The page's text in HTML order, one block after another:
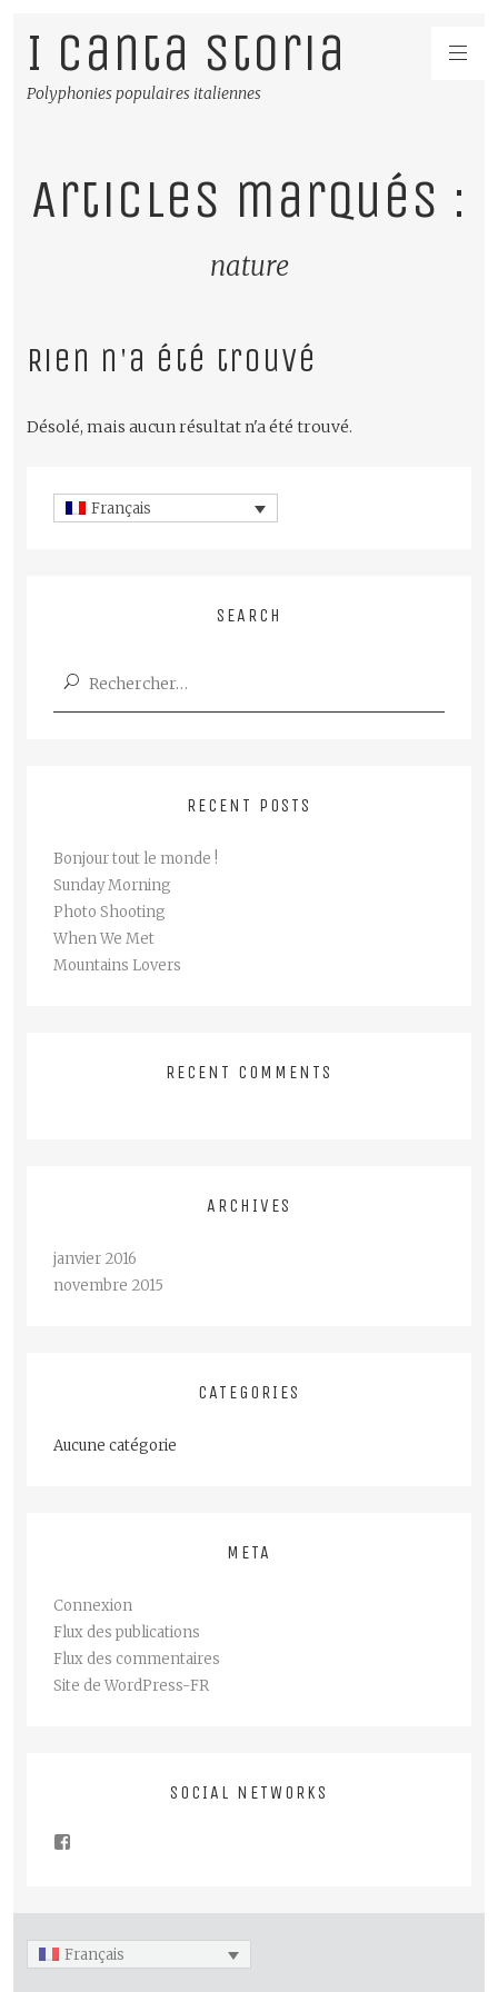
I Canta Storia
Polyphonies populaires italiennes
Articles marqués :
nature
Rien n'a été trouvé
Désolé, mais aucun résultat n'a été trouvé.
Français
SEARCH
RECENT POSTS
Bonjour tout le monde !
Sunday Morning
Photo Shooting
When We Met
Mountains Lovers
RECENT COMMENTS
ARCHIVES
janvier 2016
novembre 2015
CATEGORIES
Aucune catégorie
META
Connexion
Flux des publications
Flux des commentaires
Site de WordPress-FR
SOCIAL NETWORKS
Français